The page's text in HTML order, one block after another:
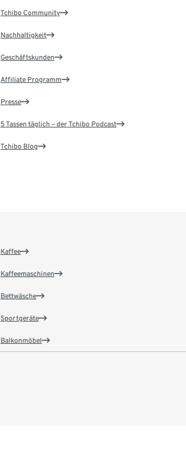
Tchibo Community
Nachhaltigkeit
Geschäftskunden
Affiliate Programm
Presse
5 Tassen täglich – der Tchibo Podcast
Tchibo Blog
Kaffee
Kaffeemaschinen
Bettwäsche
Sportgeräte
Balkonmöbel